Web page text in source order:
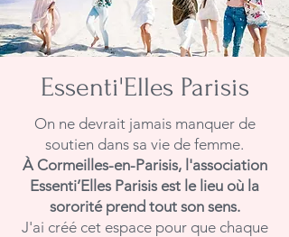
Essenti'Elles Parisis
On ne devrait jamais manquer de
soutien dans sa vie de femme.
À Cormeilles-en-Parisis, l'association
Essenti’Elles Parisis est le lieu où la
sororité prend tout son sens.
J'ai créé cet espace pour que chaque